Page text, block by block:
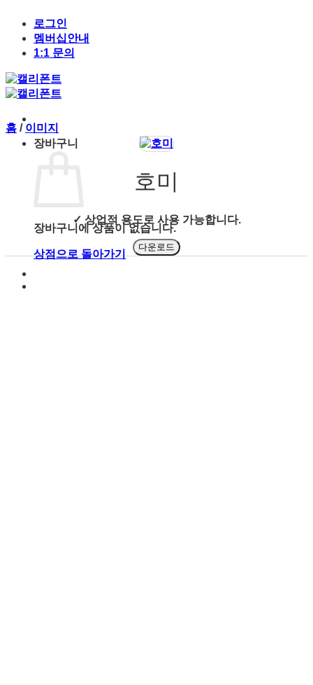
content
로그인
멤버십안내
1:1 문의
장바구니
장바구니에 상품이 없습니다.
상점으로 돌아가기
홈 / 이미지
호미
✓ 상업적 용도로 사용 가능합니다.
다운로드